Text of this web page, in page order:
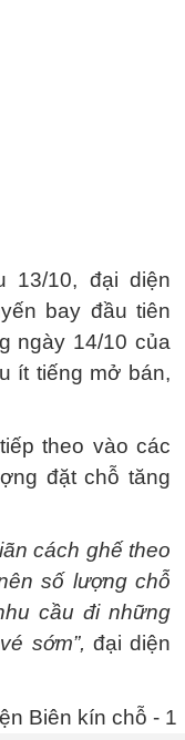
13/10, đại diện
bay đầu tiên
ngày 14/10 của
ít tiếng mở bán,
theo vào các
đặt chỗ tăng
cách ghế theo
số lượng chỗ
cầu đi những
sớm”, đại diện